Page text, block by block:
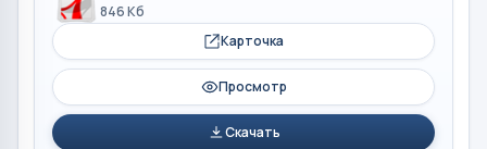
846 Кб
Карточка
Просмотр
Скачать